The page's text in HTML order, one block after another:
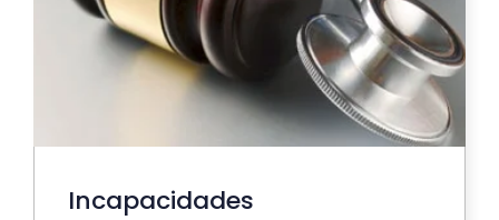
Incapacidades